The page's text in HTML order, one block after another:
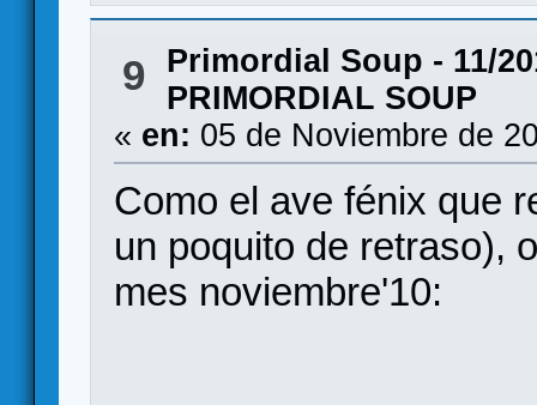
9
Primordial Soup - 11/
PRIMORDIAL SOUP
« en: 05 de Noviembre de
Como el ave fénix que
un poquito de retraso),
mes noviembre'10: